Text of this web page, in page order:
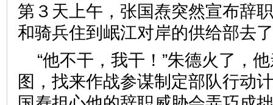
第３天上午，张国焘突然宣布辞
和骑兵住到岷江对岸的供给部去
“他不干，我干！”朱德火了，
图，找来作战参谋制定部队行动